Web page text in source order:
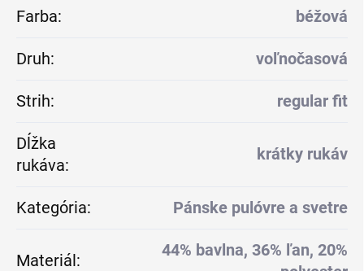
Farba: béžová
Druh: voľnočasová
Strih: regular fit
Dĺžka
rukáva:
krátky rukáv
Kategória: Pánske pulóvre a svetre
Materiál:
44% bavlna, 36% ľan, 20%